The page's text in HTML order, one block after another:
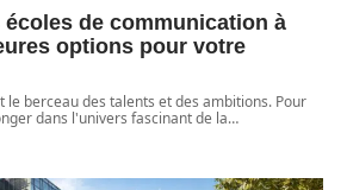
de communication à
options pour votre
le berceau des talents et des ambitions. Pour
dans l'univers fascinant de la…